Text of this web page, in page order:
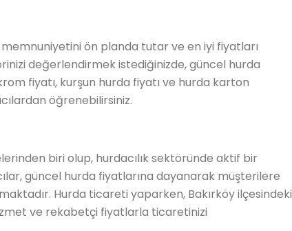
ön planda tutar ve en iyi fiyatları
değerlendirmek istediğinizde, güncel hurda
fiyatı, kurşun hurda fiyatı ve hurda karton
öğrenebilirsiniz.
biri olup, hurdacılık sektöründe aktif bir
güncel hurda fiyatlarına dayanarak müşterilere
Hurda ticareti yaparken, Bakırköy ilçesindeki
ve rekabetçi fiyatlarla ticaretinizi